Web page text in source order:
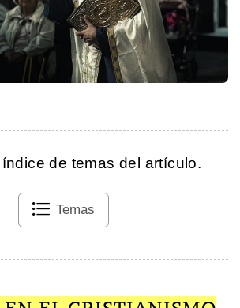
de temas del artículo.
Temas